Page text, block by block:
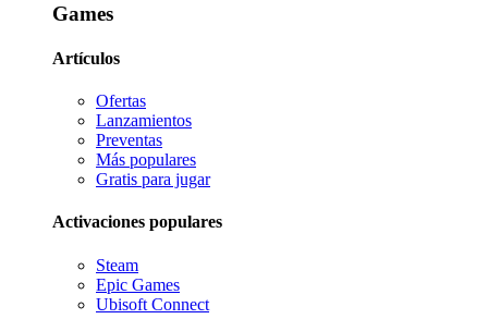
Games
Artículos
Ofertas
Lanzamientos
Preventas
Más populares
Gratis para jugar
Activaciones populares
Steam
Epic Games
Ubisoft Connect